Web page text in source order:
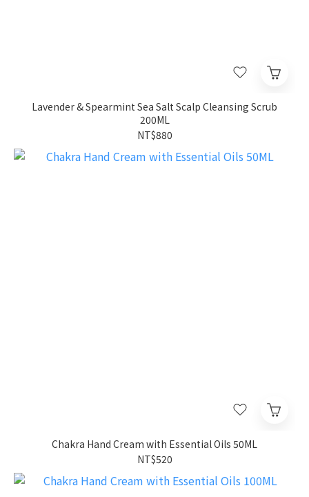
Lavender & Spearmint Sea Salt Scalp Cleansing Scrub
200ML
NT$880
Chakra Hand Cream with Essential Oils 50ML
NT$520